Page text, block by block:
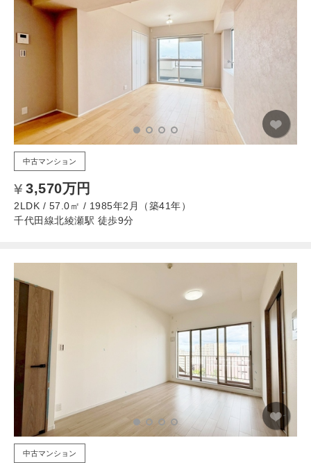
中古マンション
3,570万円
2LDK / 57.0㎡ / 1985年2月（築41年）
千代田線北綾瀬駅 徒歩9分
中古マンション